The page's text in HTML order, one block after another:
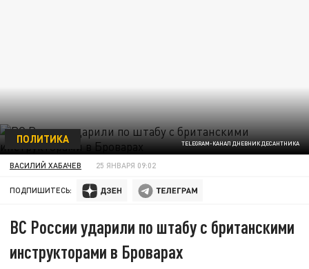
TELEGRAM-КАНАЛ ДНЕВНИК ДЕСАНТНИКА
ПОЛИТИКА
ВАСИЛИЙ ХАБАЧЕВ 25 ЯНВАРЯ 09:02
ПОДПИШИТЕСЬ:
ВС России ударили по штабу с британскими
инструкторами в Броварах